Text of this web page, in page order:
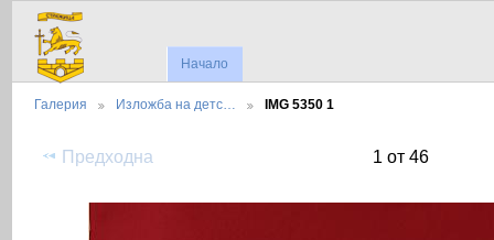
Начало
Галерия Изложба на детс… IMG 5350 1
Предходна 1 от 46